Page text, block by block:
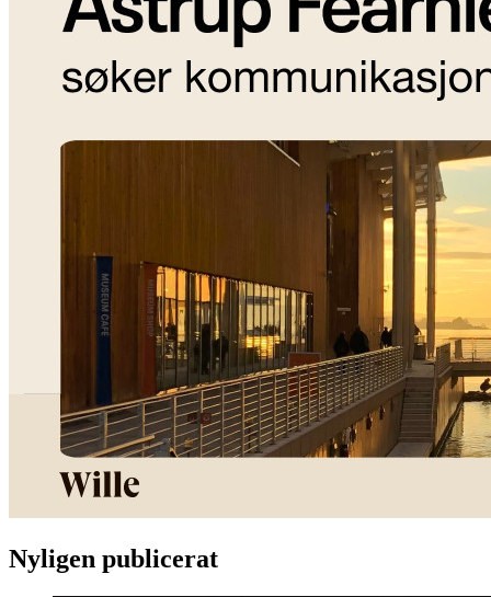
Nyligen publicerat